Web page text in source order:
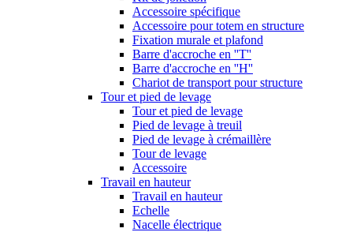
Accessoire spécifique
Accessoire pour totem en structure
Fixation murale et plafond
Barre d'accroche en ''T''
Barre d'accroche en ''H''
Chariot de transport pour structure
Tour et pied de levage
Tour et pied de levage
Pied de levage à treuil
Pied de levage à crémaillère
Tour de levage
Accessoire
Travail en hauteur
Travail en hauteur
Echelle
Nacelle électrique